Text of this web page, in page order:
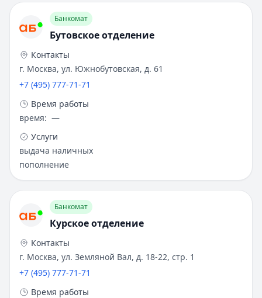
Банкомат
Бутовское отделение
Контакты
г. Москва, ул. Южнобутовская, д. 61
+7 (495) 777-71-71
Время работы
время: —
Услуги
выдача наличных
пополнение
Банкомат
Курское отделение
Контакты
г. Москва, ул. Земляной Вал, д. 18-22, стр. 1
+7 (495) 777-71-71
Время работы